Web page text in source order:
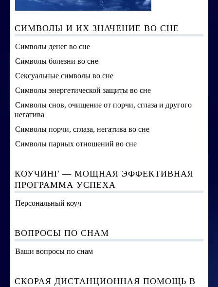
СИМВОЛЫ И ИХ ЗНАЧЕНИЕ ВО СНЕ
Символы денег во сне
Символы болезни во сне
Сексуальные символы во сне
Символы энергетической защиты во сне
Символы снов, очищение от порчи, сглаза и другого
негатива
Символы порчи, сглаза, негатива во сне
Символы парных отношений во сне
КОУЧИНГ — МОЩНАЯ ЭФФЕКТИВНАЯ
ПРОГРАММА УСПЕХА
Персональный коуч
ВОПРОСЫ ПО СНАМ
Ваши вопросы по снам
СКОРАЯ ДИСТАНЦИОННАЯ ПОМОЩЬ В